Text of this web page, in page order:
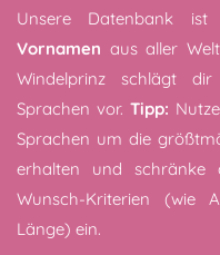
Unsere Datenbank
Vornamen aus aller
Windelprinz schlägt
Sprachen vor. Tipp:
Sprachen um die
erhalten und schränke
Wunsch-Kriterien (wie
Länge) ein.